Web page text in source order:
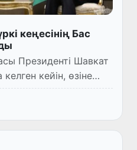
кеңесінің Бас
Президенті Шавкат
кейін, өзіне
Түркітілдес
кеңесінің Бас
қ...